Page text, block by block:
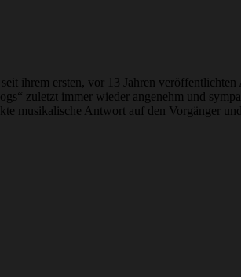
ihrem ersten, vor 13 Jahren
zuletzt immer wieder angenehm und
musikalische Antwort auf den Vorgänger